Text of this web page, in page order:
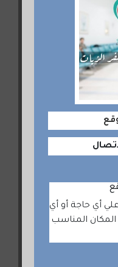
أي حاجة أو أي
المناسب